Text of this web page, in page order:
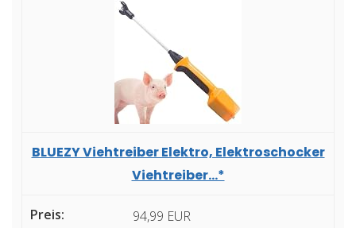
BLUEZY Viehtreiber Elektro, Elektroschocker
Viehtreiber...*
94,99 EUR